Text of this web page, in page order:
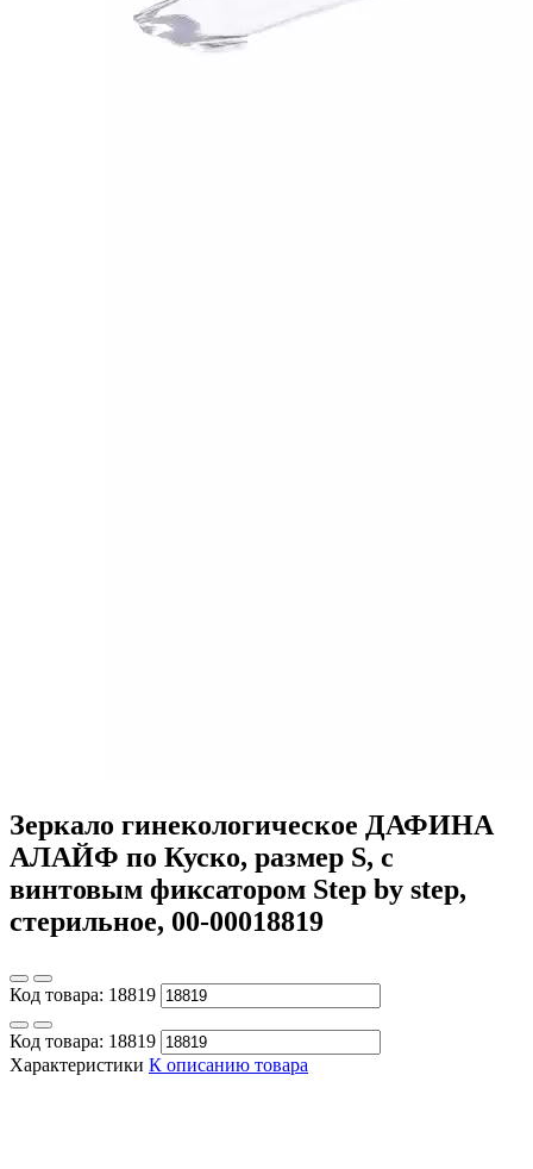
Зеркало гинекологическое ДАФИНА
АЛАЙФ по Куско, размер S, с
винтовым фиксатором Step by step,
стерильное, 00-00018819
Код товара: 18819
Код товара: 18819
Характеристики К описанию товара